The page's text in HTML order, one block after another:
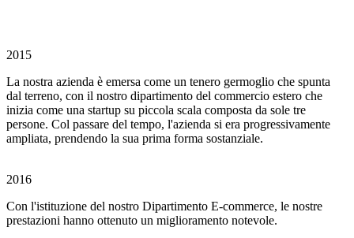
2015
La nostra azienda è emersa come un tenero germoglio che spunta
dal terreno, con il nostro dipartimento del commercio estero che
inizia come una startup su piccola scala composta da sole tre
persone. Col passare del tempo, l'azienda si era progressivamente
ampliata, prendendo la sua prima forma sostanziale.
2016
Con l'istituzione del nostro Dipartimento E-commerce, le nostre
prestazioni hanno ottenuto un miglioramento notevole.